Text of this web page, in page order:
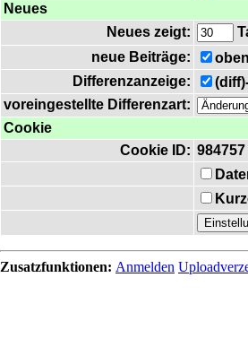
Neues
Neues zeigt:
neue Beiträge:
Differenzanzeige:
voreingestellte Differenzart:
Cookie
Cookie ID: 984757
Zusatzfunktionen: Anmelden